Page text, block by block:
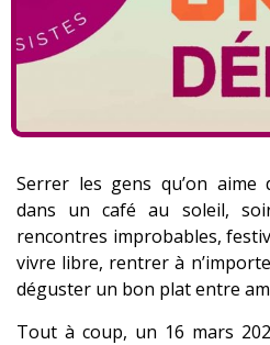
Serrer les gens qu’on aime
dans un café au soleil,
rencontres improbables,
vivre libre, rentrer à
déguster un bon plat entre
Tout à coup, un 16 mars